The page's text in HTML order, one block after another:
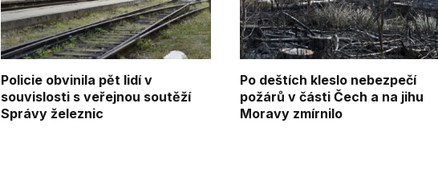
Policie obvinila pět lidí v
souvislosti s veřejnou soutěží
Správy železnic
Po deštích kleslo nebezpečí
požárů v části Čech a na jihu
Moravy zmírnilo